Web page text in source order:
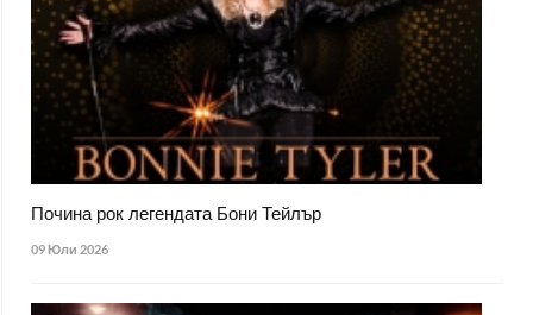
Почина рок легендата Бони Тейлър
09 Юли 2026